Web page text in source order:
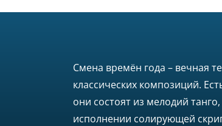
Смена времён года – вечная
классических композиций.
они состоят из мелодий
исполнении солирующей